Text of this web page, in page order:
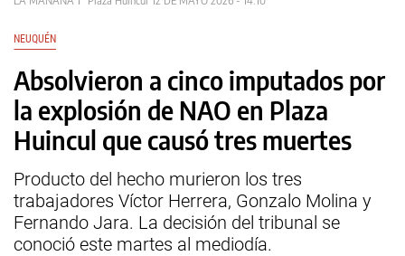
NEUQUÉN
Absolvieron a cinco imputados por
la explosión de NAO en Plaza
Huincul que causó tres muertes
Producto del hecho murieron los tres
trabajadores Víctor Herrera, Gonzalo Molina y
Fernando Jara. La decisión del tribunal se
conoció este martes al mediodía.